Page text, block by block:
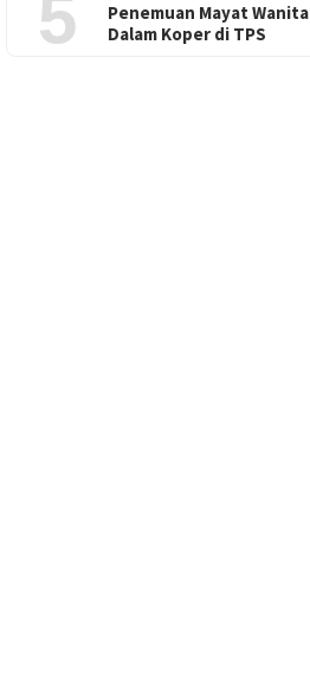
5
Penemuan Mayat Wanita
Dalam Koper di TPS